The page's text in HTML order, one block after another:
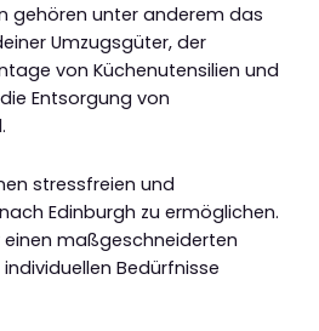
gehören unter anderem das
Umzugsgüter, der
von Küchenutensilien und
Entsorgung von
stressfreien und
Edinburgh zu ermöglichen.
maßgeschneiderten
Bedürfnisse